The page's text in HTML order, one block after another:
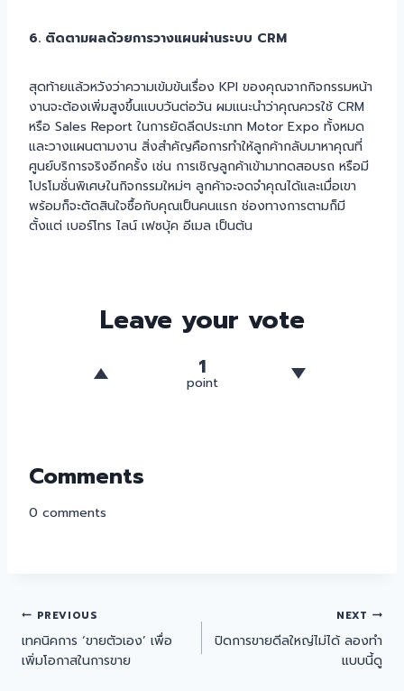
6. ติดตามผลด้วยการวางแผนผ่านระบบ CRM
สุดท้ายแล้วหวังว่าความเข้มข้นเรื่อง KPI ของคุณจากกิจกรรมหน้า
งานจะต้องเพิ่มสูงขึ้นแบบวันต่อวัน ผมแนะนำว่าคุณควรใช้ CRM
หรือ Sales Report ในการยัดลีดประเภท Motor Expo ทั้งหมด
และวางแผนตามงาน สิ่งสำคัญคือการทำให้ลูกค้ากลับมาหาคุณที่
ศูนย์บริการจริงอีกครั้ง เช่น การเชิญลูกค้าเข้ามาทดสอบรถ หรือมี
โปรโมชั่นพิเศษในกิจกรรมใหม่ๆ ลูกค้าจะจดจำคุณได้และเมื่อเขา
พร้อมก็จะตัดสินใจซื้อกับคุณเป็นคนแรก ช่องทางการตามก็มี
ตั้งแต่ เบอร์โทร ไลน์ เฟซบุ้ค อีเมล เป็นต้น
Leave your vote
1
point
Comments
0 comments
PREVIOUS
เทคนิคการ ‘ขายตัวเอง’ เพื่อ
เพิ่มโอกาสในการขาย
NEXT
ปิดการขายดีลใหญ่ไม่ได้ ลองทำ
แบบนี้ดู